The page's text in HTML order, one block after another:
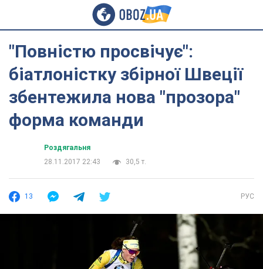
"Повністю просвічує":
біатлоністку збірної Швеції
збентежила нова "прозора"
форма команди
Роздягальня
28.11.2017 22:43
30,5 т.
13 РУС